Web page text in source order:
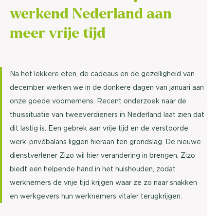
werkend Nederland aan
meer vrije tijd
Na het lekkere eten, de cadeaus en de gezelligheid van
december werken we in de donkere dagen van januari aan
onze goede voornemens. Recent onderzoek naar de
thuissituatie van tweeverdieners in Nederland laat zien dat
dit lastig is. Een gebrek aan vrije tijd en de verstoorde
werk-privébalans liggen hieraan ten grondslag. De nieuwe
dienstverlener Zizo wil hier verandering in brengen. Zizo
biedt een helpende hand in het huishouden, zodat
werknemers de vrije tijd krijgen waar ze zo naar snakken
en werkgevers hun werknemers vitaler terugkrijgen.